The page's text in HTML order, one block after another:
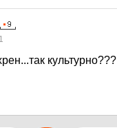
культурно???